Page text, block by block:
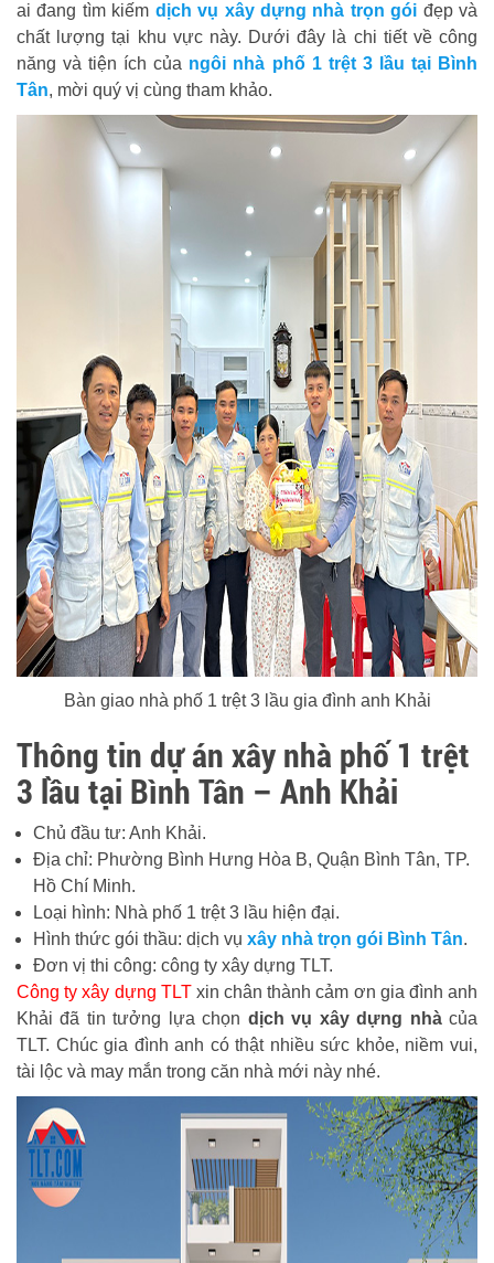
ai đang tìm kiếm dịch vụ xây dựng nhà trọn gói đẹp và
chất lượng tại khu vực này. Dưới đây là chi tiết về công
năng và tiện ích của ngôi nhà phố 1 trệt 3 lầu tại Bình
Tân, mời quý vị cùng tham khảo.
Bàn giao nhà phố 1 trệt 3 lầu gia đình anh Khải
Thông tin dự án xây nhà phố 1 trệt
3 lầu tại Bình Tân – Anh Khải
Chủ đầu tư: Anh Khải.
Địa chỉ: Phường Bình Hưng Hòa B, Quận Bình Tân, TP.
Hồ Chí Minh.
Loại hình: Nhà phố 1 trệt 3 lầu hiện đại.
Hình thức gói thầu: dịch vụ xây nhà trọn gói Bình Tân.
Đơn vị thi công: công ty xây dựng TLT.
Công ty xây dựng TLTxin chân thành cảm ơn gia đình anh
Khải đã tin tưởng lựa chọn dịch vụ xây dựng nhàcủa
TLT. Chúc gia đình anh có thật nhiều sức khỏe, niềm vui,
tài lộc và may mắn trong căn nhà mới này nhé.